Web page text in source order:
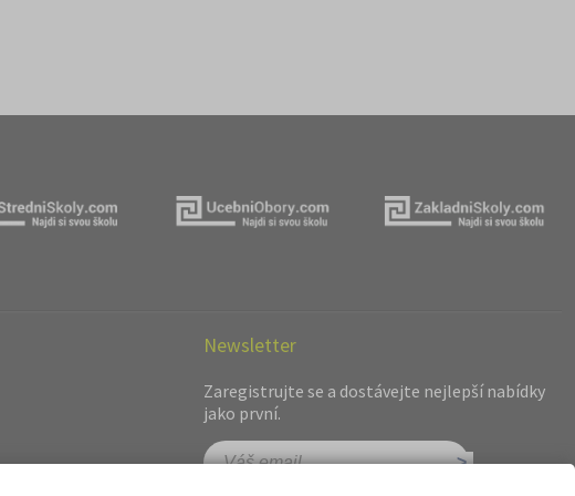
Newsletter
Zaregistrujte se a dostávejte nejlepší nabídky
jako první.